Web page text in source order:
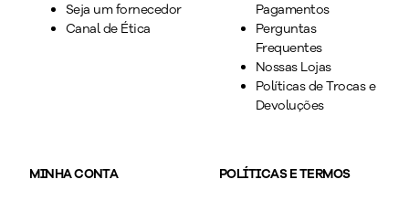
Seja um fornecedor
Canal de Ética
Pagamentos
Perguntas
Frequentes
Nossas Lojas
Políticas de Trocas e
Devoluções
MINHA CONTA POLÍTICAS E TERMOS